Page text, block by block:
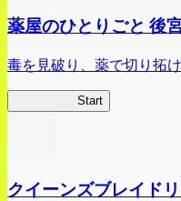
薬屋のひとりごと 後
毒を見破り、薬で切り拓
Start
クイーンズブレイド